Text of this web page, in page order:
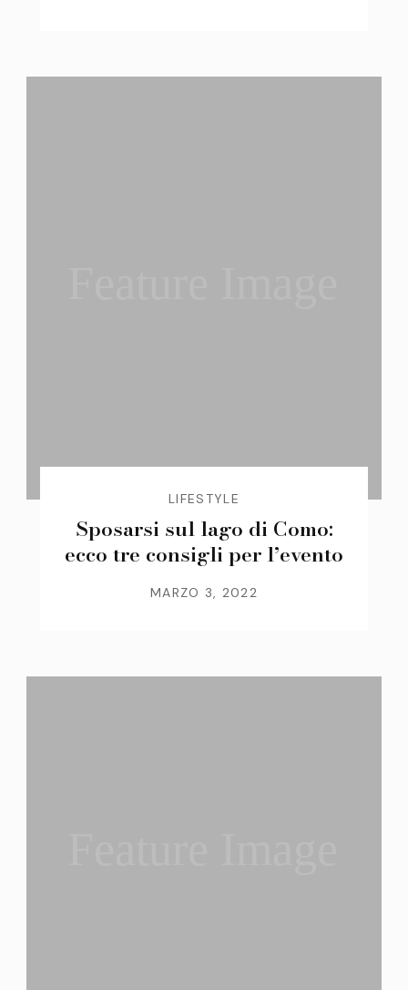
LIFESTYLE
Sposarsi sul lago di Como:
ecco tre consigli per l’evento
MARZO 3, 2022